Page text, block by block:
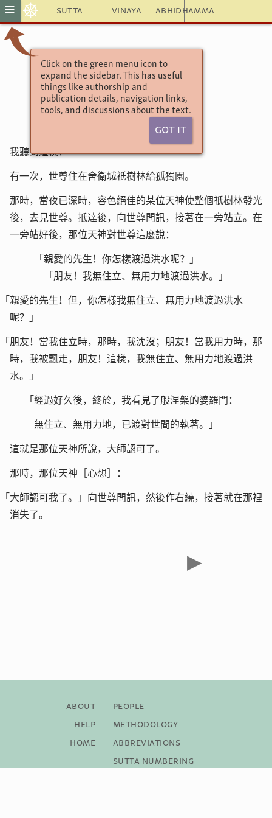
Sutta Vinaya Abhidhamma
≡ ☸
Click on the green menu icon to
expand the sidebar. This has useful
things like authorship and
publication details, navigation links,
tools, and discussions about the text.
Got It
相應部1相應1經
諸天相應／有偈篇／祇夜
洪水之渡過經
我聽到這樣：
有一次，世尊住在舍衛城祇樹林給孤獨園。
那時，當夜已深時，容色絕佳的某位天神使整個祇樹林發光
後，去見世尊。抵達後，向世尊問訊，接著在一旁站立。在
一旁站好後，那位天神對世尊這麼說：
「親愛的先生！你怎樣渡過洪水呢？」
「朋友！我無住立、無用力地渡過洪水。」
「親愛的先生！但，你怎樣我無住立、無用力地渡過洪水
呢？」
「朋友！當我住立時，那時，我沈沒；朋友！當我用力時，那
時，我被飄走，朋友！這樣，我無住立、無用力地渡過洪
水。」
「經過好久後，終於，我看見了般涅槃的婆羅門：
無住立、無用力地，已渡對世間的執著。」
這就是那位天神所說，大師認可了。
那時，那位天神［心想］：
「大師認可我了。」向世尊問訊，然後作右繞，接著就在那裡
消失了。
▶
About
Help
Home
People
Methodology
Abbreviations
Sutta Numbering